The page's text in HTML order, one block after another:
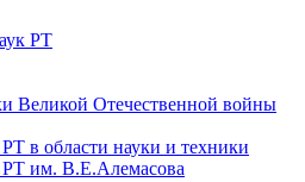
РТ
Великой Отечественной войны
в области науки и техники
РТ им. В.Е.Алемасова